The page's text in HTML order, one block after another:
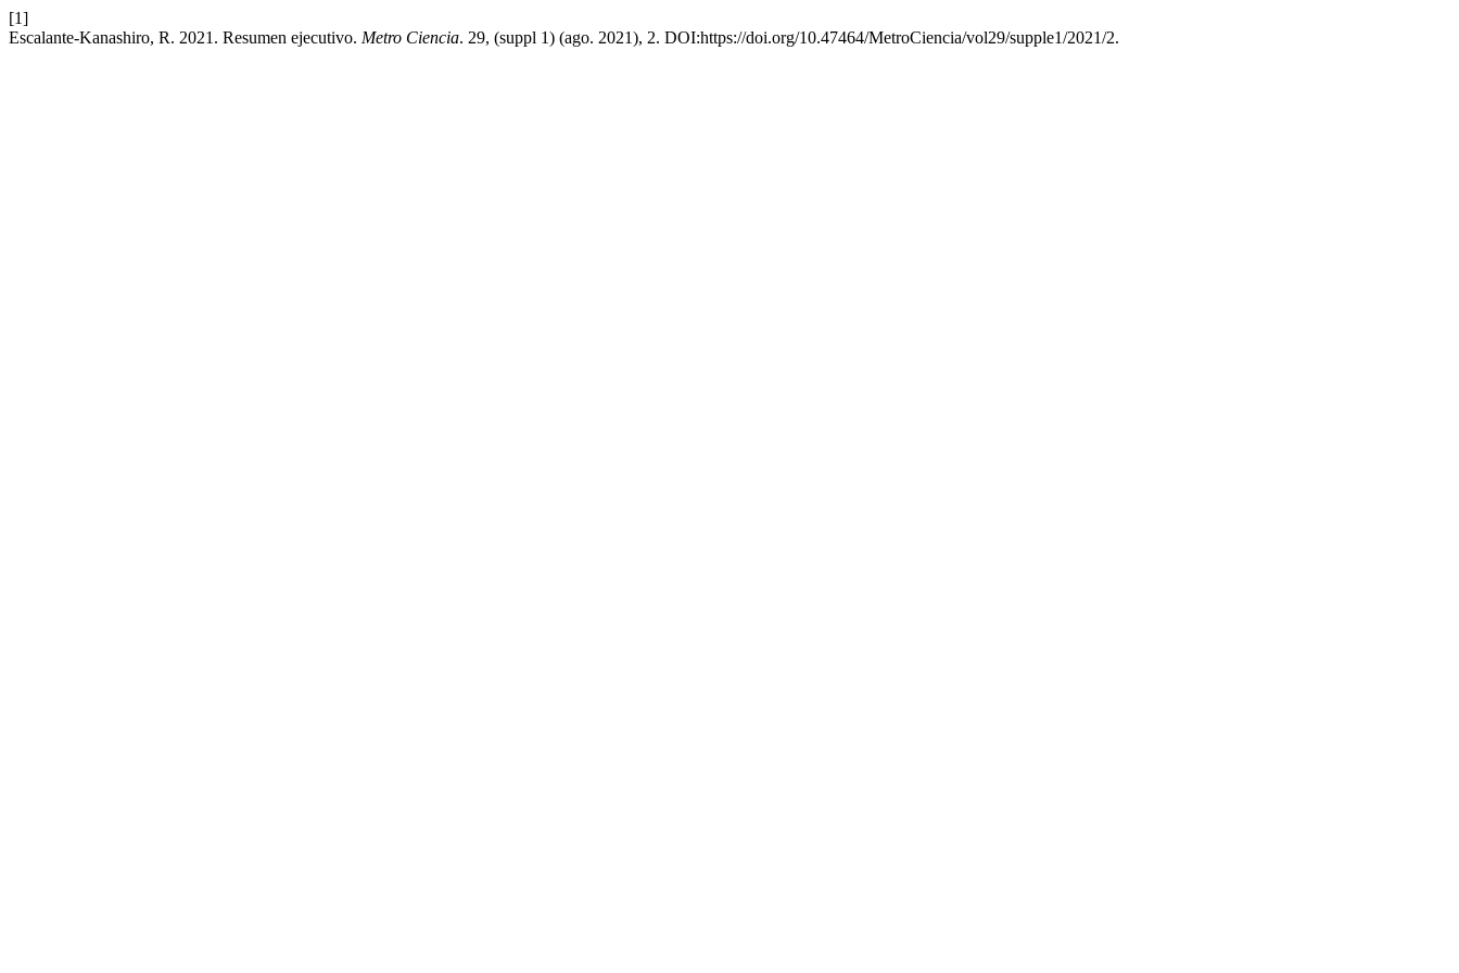
[1]
Escalante-Kanashiro, R. 2021. Resumen ejecutivo. Metro Ciencia. 29, (suppl 1) (ago. 2021), 2. DOI:https://doi.org/10.47464/MetroCiencia/vol29/supple1/2021/2.